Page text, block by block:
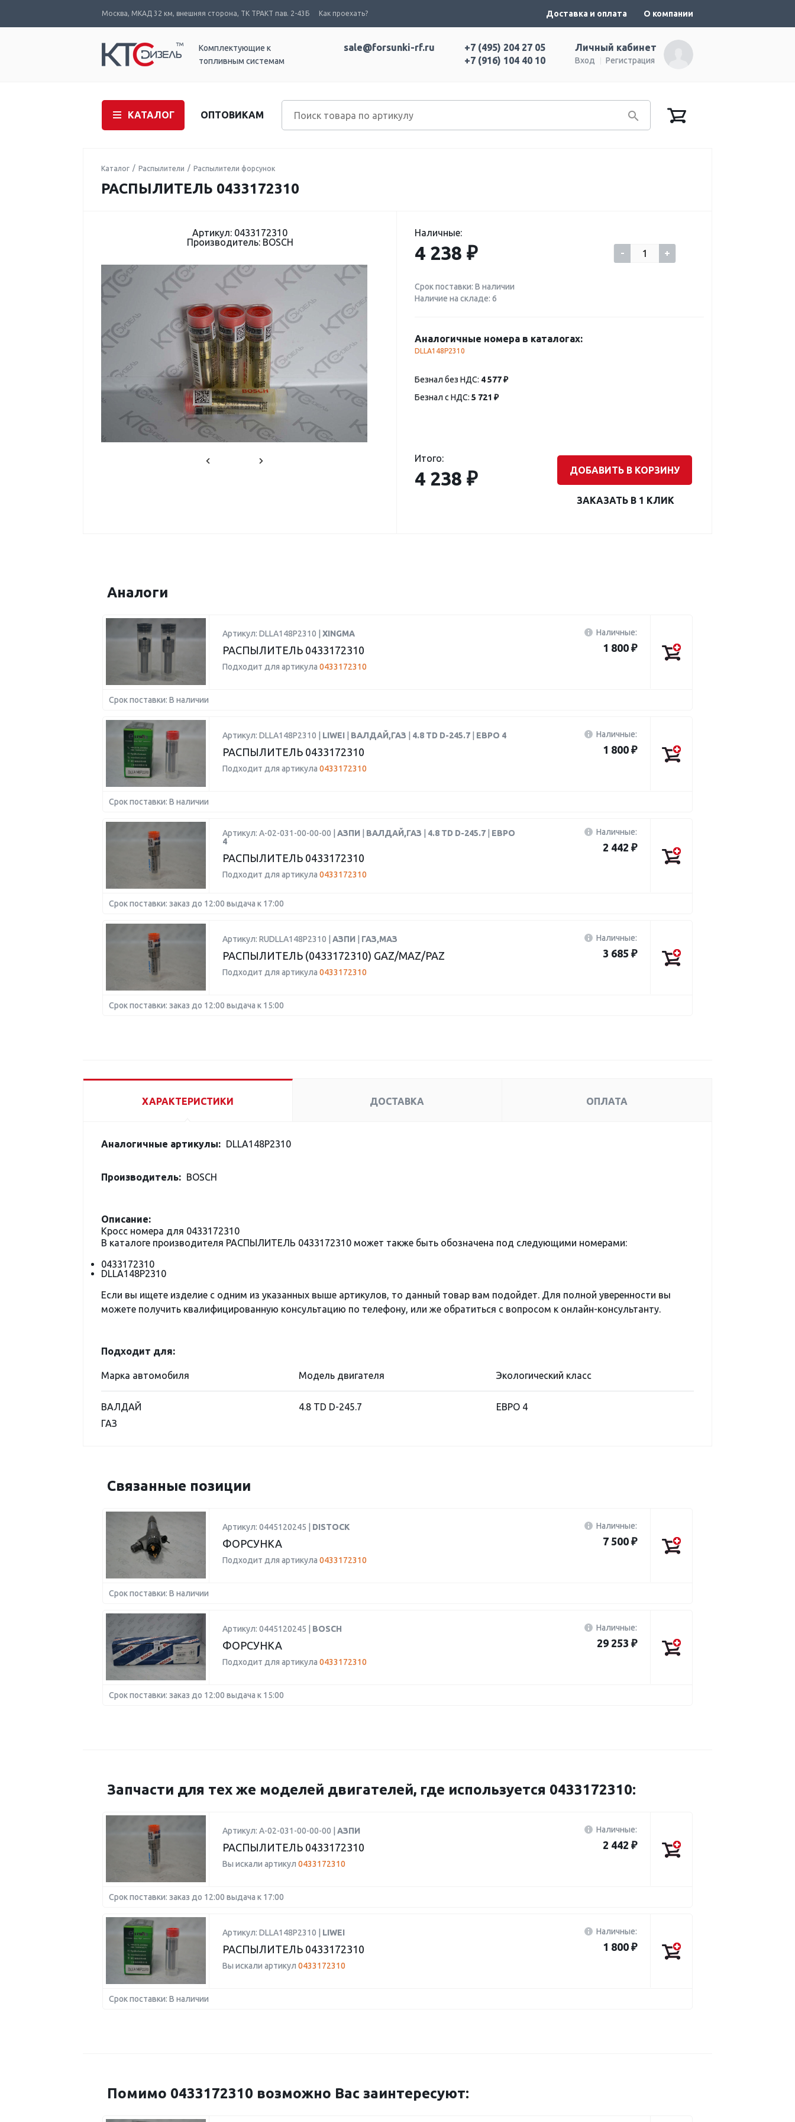
Москва, МКАД 32 км, внешняя сторона, ТК ТРАКТ пав. 2-43Б Как проехать? Доставка и оплата О компании
Комплектующие к
топливным системам
Личный кабинет
Вход Регистрация
+7 (495) 204 27 05
+7 (916) 104 40 10
sale@forsunki-rf.ru
КАТАЛОГ ОПТОВИКАМ
Каталог Распылители Распылители форсунок
РАСПЫЛИТЕЛЬ 0433172310
Артикул: 0433172310
Производитель: BOSCH
Наличные:
4 238 ₽ - +
Срок поставки: В наличии
Наличие на складе: 6
Аналогичные номера в каталогах:
DLLA148P2310
Безнал без НДС: 4 577 ₽
Безнал с НДС: 5 721 ₽
Итого:
4 238 ₽ ДОБАВИТЬ В КОРЗИНУ
ЗАКАЗАТЬ В 1 КЛИК
Аналоги
Артикул: DLLA148P2310 | XINGMA
РАСПЫЛИТЕЛЬ 0433172310
Подходит для артикула 0433172310
Наличные:
1 800 ₽
Срок поставки: В наличии
Артикул: DLLA148P2310 | LIWEI ВАЛДАЙ,ГАЗ 4.8 TD D-245.7 ЕВРО 4
РАСПЫЛИТЕЛЬ 0433172310
Подходит для артикула 0433172310
Наличные:
1 800 ₽
Срок поставки: В наличии
Артикул: А-02-031-00-00-00 | АЗПИ ВАЛДАЙ,ГАЗ 4.8 TD D-245.7
ЕВРО
4
РАСПЫЛИТЕЛЬ 0433172310
Подходит для артикула 0433172310
Наличные:
2 442 ₽
Срок поставки: заказ до 12:00 выдача к 17:00
Артикул: RUDLLA148P2310 | АЗПИ ГАЗ,МАЗ
РАСПЫЛИТЕЛЬ (0433172310) GAZ/MAZ/PAZ
Подходит для артикула 0433172310
Наличные:
3 685 ₽
Срок поставки: заказ до 12:00 выдача к 15:00
ХАРАКТЕРИСТИКИ ДОСТАВКА ОПЛАТА
Аналогичные артикулы: DLLA148P2310
Производитель: BOSCH
Описание:
Кросс номера для 0433172310
В каталоге производителя РАСПЫЛИТЕЛЬ 0433172310 может также быть обозначена под следующими номерами:
0433172310
DLLA148P2310
Если вы ищете изделие с одним из указанных выше артикулов, то данный товар вам подойдет. Для полной уверенности вы
можете получить квалифицированную консультацию по телефону, или же обратиться с вопросом к онлайн-консультанту.
Подходит для:
Марка автомобиля Модель двигателя Экологический класс
ВАЛДАЙ
ГАЗ
4.8 TD D-245.7 ЕВРО 4
Связанные позиции
Артикул: 0445120245 | DISTOCK
ФОРСУНКА
Подходит для артикула 0433172310
Наличные:
7 500 ₽
Срок поставки: В наличии
Артикул: 0445120245 | BOSCH
ФОРСУНКА
Подходит для артикула 0433172310
Наличные:
29 253 ₽
Срок поставки: заказ до 12:00 выдача к 15:00
Запчасти для тех же моделей двигателей, где используется 0433172310:
Артикул: А-02-031-00-00-00 | АЗПИ
РАСПЫЛИТЕЛЬ 0433172310
Вы искали артикул 0433172310
Наличные:
2 442 ₽
Срок поставки: заказ до 12:00 выдача к 17:00
Артикул: DLLA148P2310 | LIWEI
РАСПЫЛИТЕЛЬ 0433172310
Вы искали артикул 0433172310
Наличные:
1 800 ₽
Срок поставки: В наличии
Помимо 0433172310 возможно Вас заинтересуют: